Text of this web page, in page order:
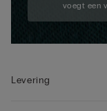
voegt een
Levering